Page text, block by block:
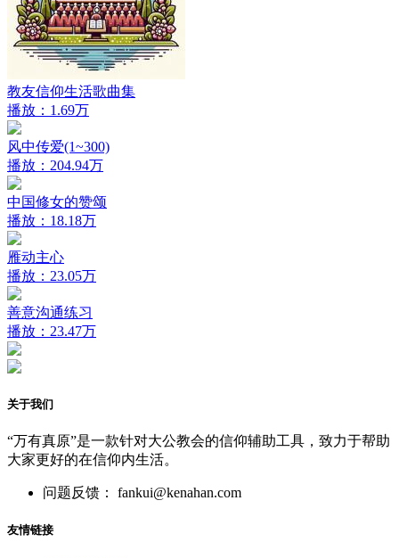
教友信仰生活歌曲集
播放：1.69万
风中传爱(1~300)
播放：204.94万
中国修女的赞颂
播放：18.18万
雁动主心
播放：23.05万
善意沟通练习
播放：23.47万
关于我们
“万有真原”是一款针对大公教会的信仰辅助工具，致力于帮助
大家更好的在信仰内生活。
问题反馈： fankui@kenahan.com
友情链接